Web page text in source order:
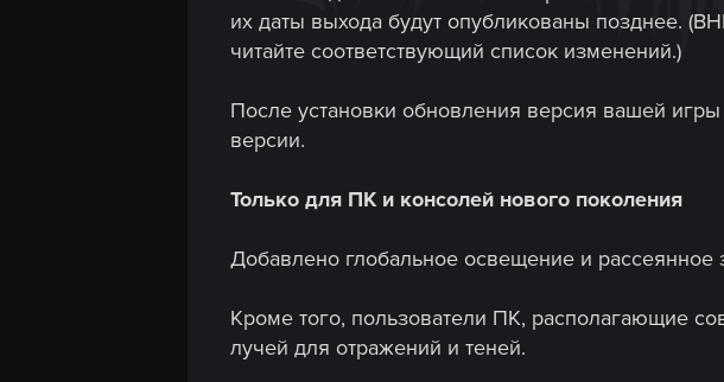
их даты выхода будут опубликованы позднее.
читайте соответствующий список изменений.)
После установки обновления версия вашей
версии.
Только для ПК и консолей нового поколения
Добавлено глобальное освещение и рассеянное
Кроме того, пользователи ПК, располагающие
лучей для отражений и теней.